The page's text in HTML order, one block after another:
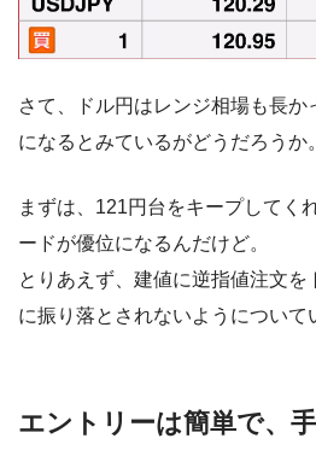
さて、ドル円はレンジ相場も長か
になるとみているがどうだろうか。
まずは、121円台をキープしてく
ードが優位になるんだけど。
とりあえず、建値に逆指値注文
に振り落とされないようについて
エントリーは簡単で、